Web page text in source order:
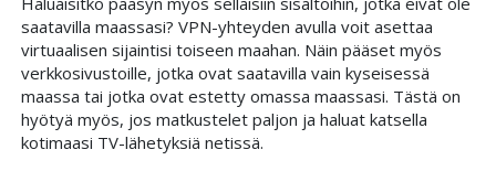
saatavilla maassasi? VPN-yhteyden avulla voit asettaa
virtuaalisen sijaintisi toiseen maahan. Näin pääset myös
verkkosivustoille, jotka ovat saatavilla vain kyseisessä
maassa tai jotka ovat estetty omassa maassasi. Tästä on
hyötyä myös, jos matkustelet paljon ja haluat katsella
kotimaasi TV-lähetyksiä netissä.